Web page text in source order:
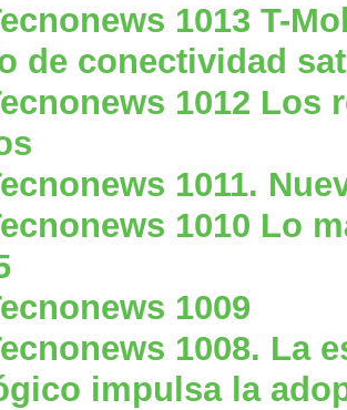
1013 T-
de conectividad
1012 Los
1011.
1010 Lo
1009
1008. La
impulsa la